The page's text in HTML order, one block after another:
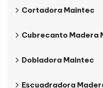
Cortadora Maintec
Cubrecanto Madera
Dobladora Maintec
Escuadradora